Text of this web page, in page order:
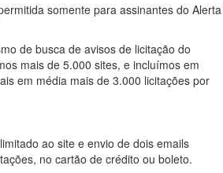
somente para assinantes do Alerta
de busca de avisos de licitação do
mais de 5.000 sites, e incluímos em
em média mais de 3.000 licitações por
ao site e envio de dois emails
no cartão de crédito ou boleto.